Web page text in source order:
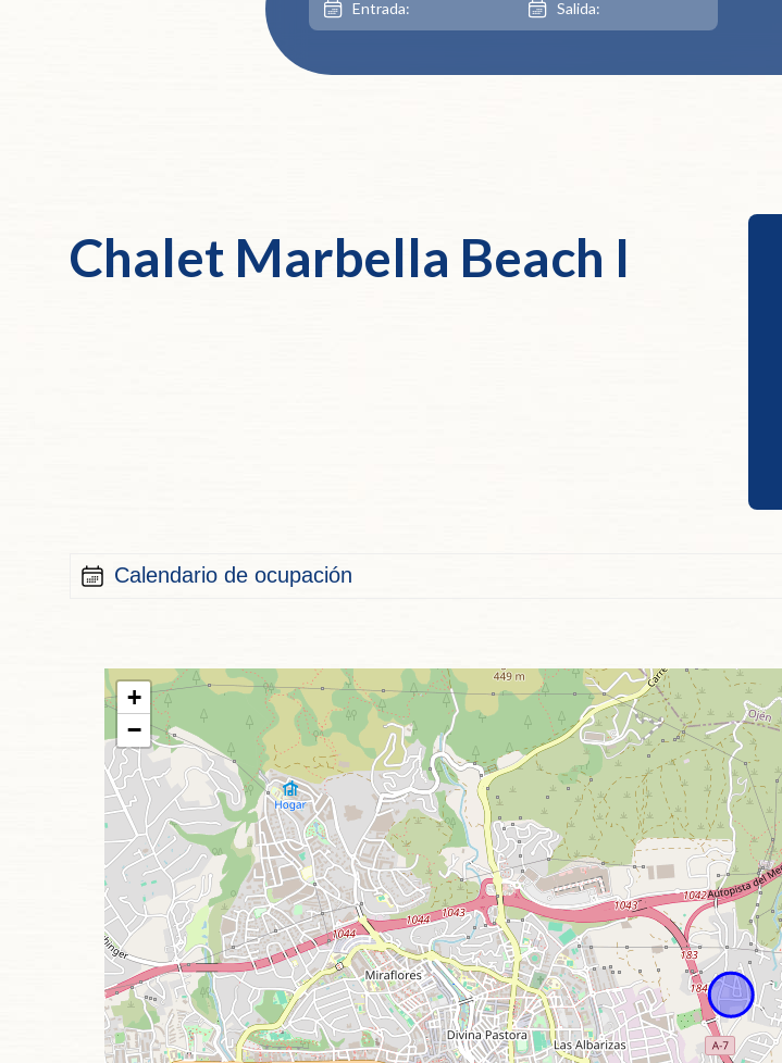
Chalet Marbella Beach I
Calendario de ocupación
+
−